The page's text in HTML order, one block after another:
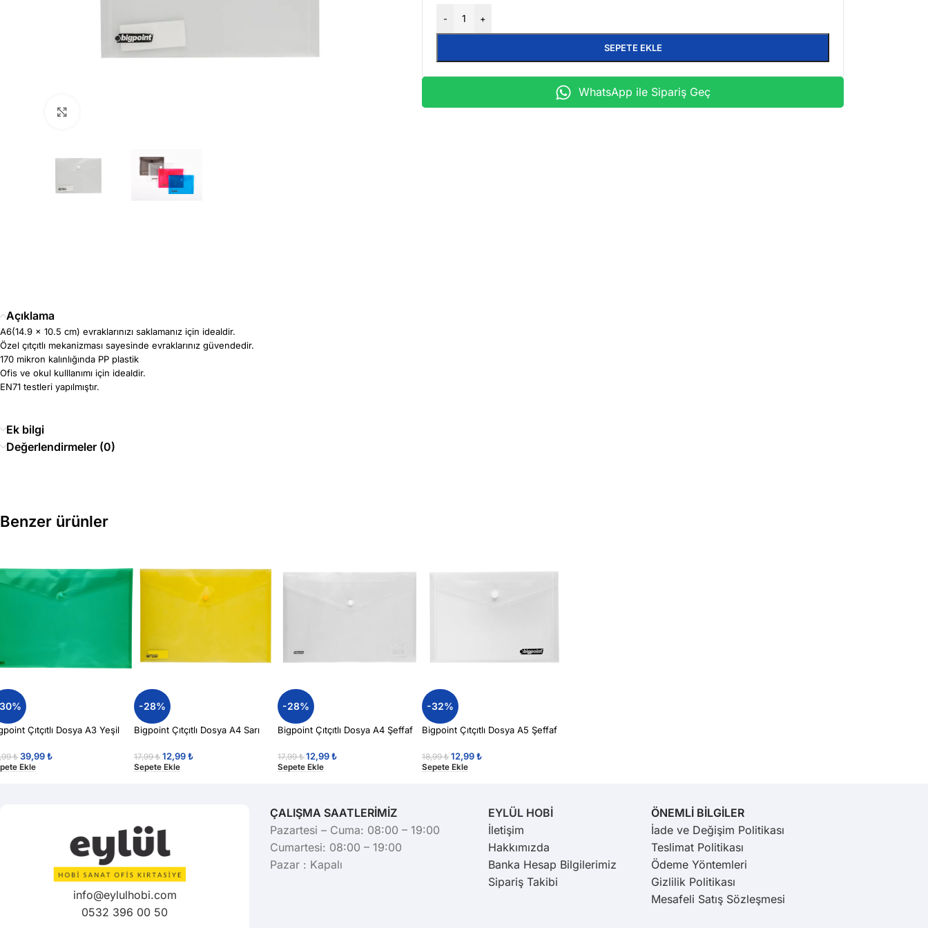
- +
SEPETE EKLE
WhatsApp ile Sipariş Geç
Açıklama
A6(14.9 x 10.5 cm) evraklarınızı saklamanız için idealdir.
Özel çıtçıtlı mekanizması sayesinde evraklarınız güvendedir.
170 mikron kalınlığında PP plastik
Ofis ve okul kulllanımı için idealdir.
EN71 testleri yapılmıştır.
Ek bilgi
Değerlendirmeler (0)
Benzer ürünler
Çıtçıtlı Dosya A3 Yeşil
₺ 39,99₺
Ekle
-28%
Bigpoint Çıtçıtlı Dosya A4 Sarı
17,99₺ 12,99₺
Sepete Ekle
-28%
Bigpoint Çıtçıtlı Dosya A4 Şeffaf
17,99₺ 12,99₺
Sepete Ekle
-32%
Bigpoint Çıtçıtlı Dosya A5 Şeffaf
18,99₺ 12,99₺
Sepete Ekle
info@eylulhobi.com
0532 396 00 50
ÇALIŞMA SAATLERİMİZ
Pazartesi – Cuma: 08:00 – 19:00
Cumartesi: 08:00 – 19:00
Pazar : Kapalı
EYLÜL HOBİ
İletişim
Hakkımızda
Banka Hesap Bilgilerimiz
Sipariş Takibi
ÖNEMLİ BİLGİLER
İade ve Değişim Politikası
Teslimat Politikası
Ödeme Yöntemleri
Gizlilik Politikası
Mesafeli Satış Sözleşmesi